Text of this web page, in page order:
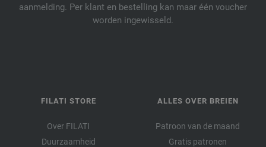
aanmelding. Per klant en bestelling kan maar één voucher
worden ingewisseld.
FILATI STORE
Over FILATI
Duurzaamheid
ALLES OVER BREIEN
Patroon van de maand
Gratis patronen